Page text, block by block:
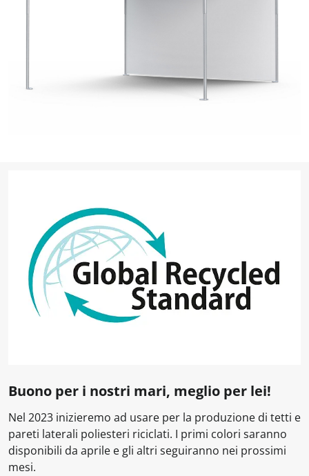
Buono per i nostri mari, meglio per lei!
Nel 2023 inizieremo ad usare per la produzione di tetti e
pareti laterali poliesteri riciclati. I primi colori saranno
disponibili da aprile e gli altri seguiranno nei prossimi
mesi.